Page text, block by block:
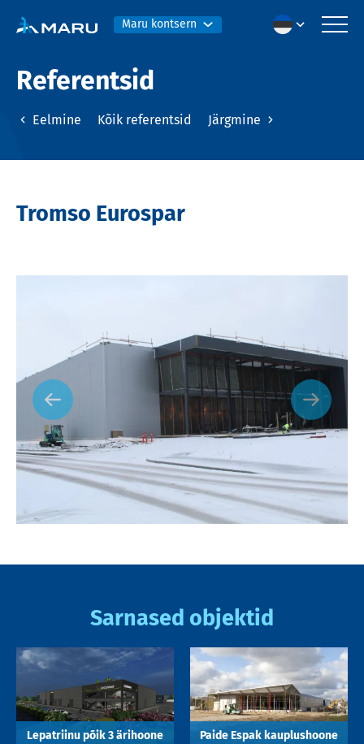
Maru kontsern
Referentsid
Eelmine Kõik referentsid Järgmine
Tromso Eurospar
Sarnased objektid
Lepatriinu põik 3 ärihoone Paide Espak kauplushoone